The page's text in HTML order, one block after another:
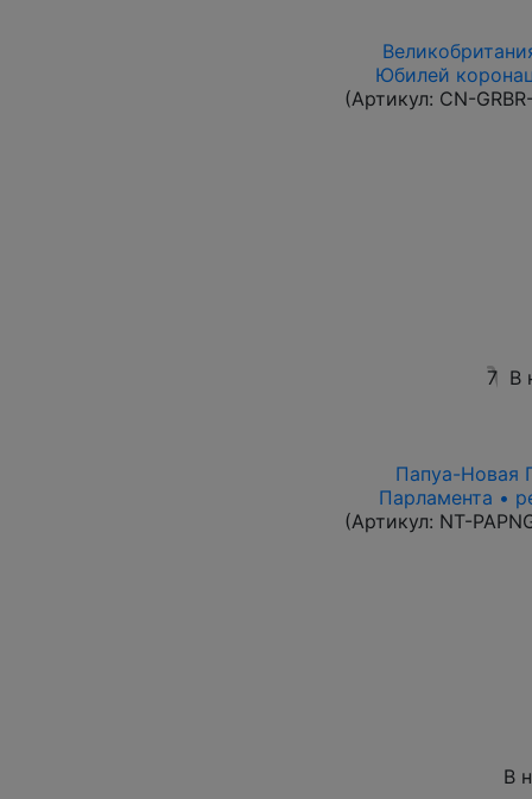
Юбилей
(Артикул: CN-
7 В
Папуа-Новая
Парламента •
(Артикул: NT-
В